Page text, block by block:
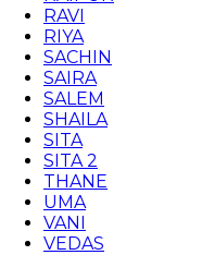
RAVI
RIYA
SACHIN
SAIRA
SALEM
SHAILA
SITA
SITA 2
THANE
UMA
VANI
VEDAS